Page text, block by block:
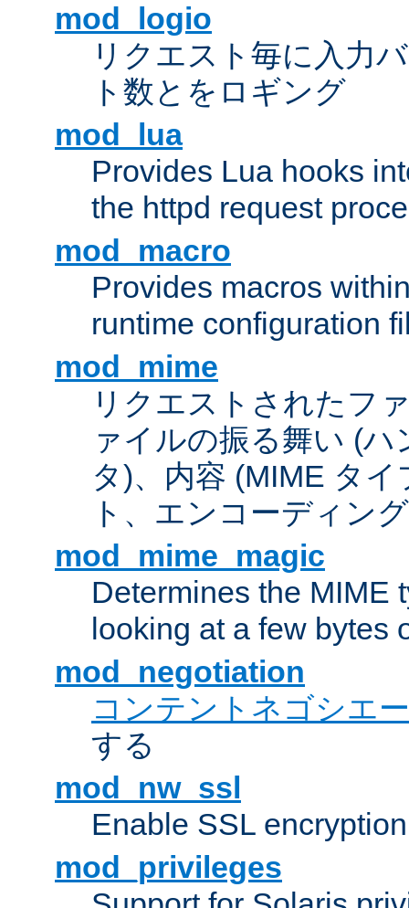
mod_logio
リクエスト毎に入力
ト数とをロギング
mod_lua
Provides Lua hooks
the httpd request
mod_macro
Provides macros
runtime configuration
mod_mime
リクエストされたフ
ァイルの振る舞い (
タ)、内容 (MIME タ
ト、エンコーディン
mod_mime_magic
Determines the MIME
looking at a few bytes
mod_negotiation
コンテントネゴシエ
する
mod_nw_ssl
Enable SSL
mod_privileges